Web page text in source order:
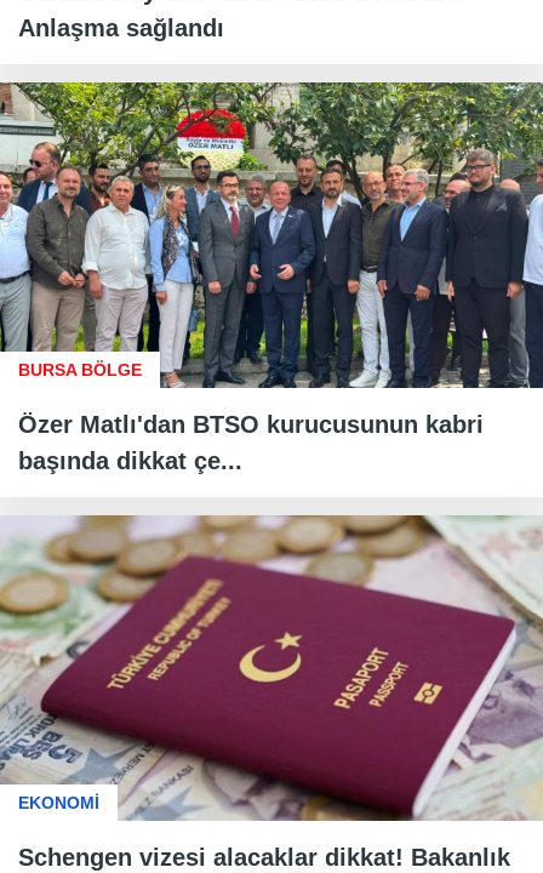
Anlaşma sağlandı
BURSA BÖLGE
Özer Matlı'dan BTSO kurucusunun kabri
başında dikkat çe...
EKONOMİ
Schengen vizesi alacaklar dikkat! Bakanlık